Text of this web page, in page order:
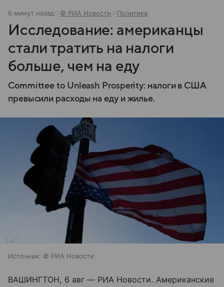
6 минут назад © РИА Новости Политика
Исследование: американцы
стали тратить на налоги
больше, чем на еду
Committee to Unleash Prosperity: налоги в США
превысили расходы на еду и жилье.
Источник: © РИА Новости
ВАШИНГТОН, 6 авг — РИА Новости. Американские